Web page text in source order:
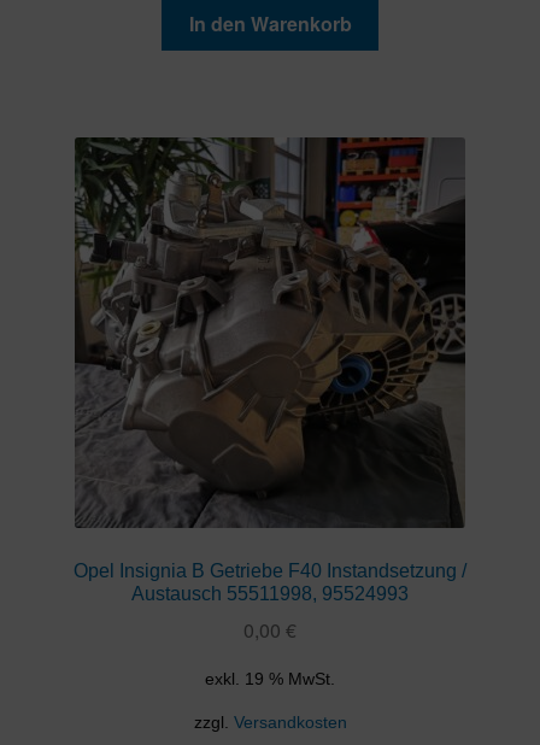
In den Warenkorb
Opel Insignia B Getriebe F40 Instandsetzung /
Austausch 55511998, 95524993
0,00 €
exkl. 19 % MwSt.
zzgl. Versandkosten